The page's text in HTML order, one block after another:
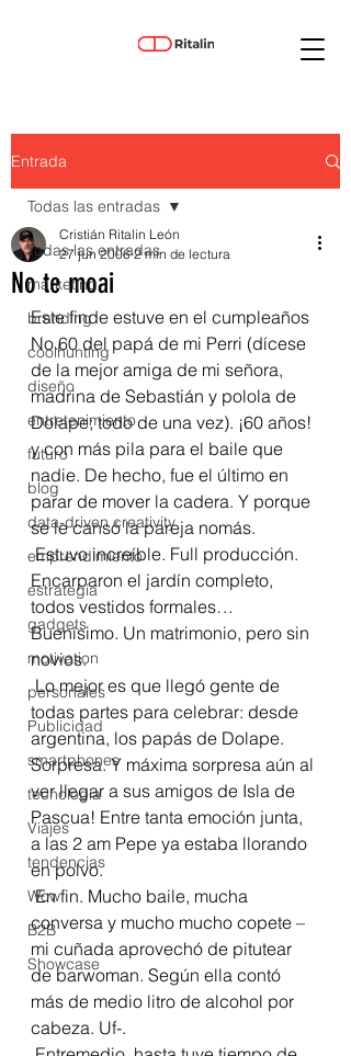
Entrada
Todas las entradas
marketing
branding
coolhunting
diseño
entretenimiento
futuro
blog
data-driven creativity
emprendimiento
estrategia
gadgets
motivation
personales
Publicidad
smartphones
tecnología
Viajes
tendencias
Wow
B2B
Showcase
Todas las entradas
No te moai
Cristián Ritalin León
27 jun 2006 2 min de lectura
Este finde estuve en el cumpleaños
No.60 del papá de mi Perri (dícese
de la mejor amiga de mi señora,
madrina de Sebastián y polola de
Dolape; todo de una vez). ¡60 años!
y con más pila para el baile que
nadie. De hecho, fue el último en
parar de mover la cadera. Y porque
se le cansó la pareja nomás.
Estuvo increíble. Full producción.
Encarparon el jardín completo,
todos vestidos formales…
Buenísimo. Un matrimonio, pero sin
novios.
Lo mejor es que llegó gente de
todas partes para celebrar: desde
argentina, los papás de Dolape.
Sorpresa. Y máxima sorpresa aún al
ver llegar a sus amigos de Isla de
Pascua! Entre tanta emoción junta,
a las 2 am Pepe ya estaba llorando
en polvo.
En fin. Mucho baile, mucha
conversa y mucho mucho copete –
mi cuñada aprovechó de pitutear
de barwoman. Según ella contó
más de medio litro de alcohol por
cabeza. Uf-.